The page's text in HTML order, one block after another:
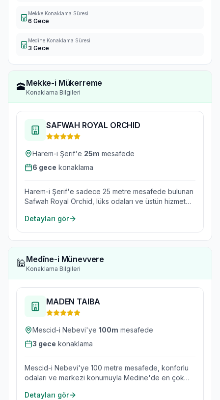
Mekke Konaklama Süresi
6 Gece
Medine Konaklama Süresi
3 Gece
🕋Mekke-i Mükerreme
Konaklama Bilgileri
SAFWAH ROYAL ORCHID
Harem-i Şerif'e 25m mesafede
6 gece konaklama
Harem-i Şerif'e sadece 25 metre mesafede bulunan
Safwah Royal Orchid, lüks odaları ve üstün hizmet
seçeneğidir.
Detayları gör
🕌Medîne-i Münevvere
Konaklama Bilgileri
MADEN TAIBA
Mescid-i Nebevi'ye 100m mesafede
3 gece konaklama
Mescid-i Nebevi'ye 100 metre mesafede, konforlu
odaları ve merkezi konumuyla Medine'de en çok
Detayları gör